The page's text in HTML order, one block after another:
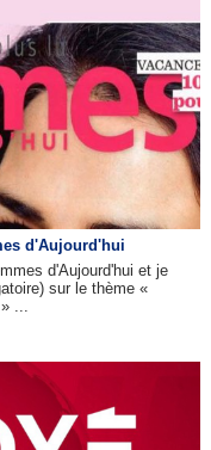
d'Aujourd'hui
d'Aujourd'hui et je
sur le thème «
...